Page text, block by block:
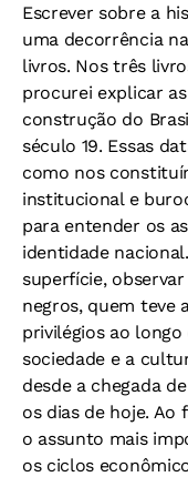
Escrever sobre a
uma decorrência
livros. Nos três
procurei explicar
construção do
século 19. Essas
como nos
institucional e
para entender os
identidade
superfície,
negros, quem teve
privilégios ao
sociedade e a
desde a chegada
os dias de hoje. Ao
o assunto mais
os ciclos